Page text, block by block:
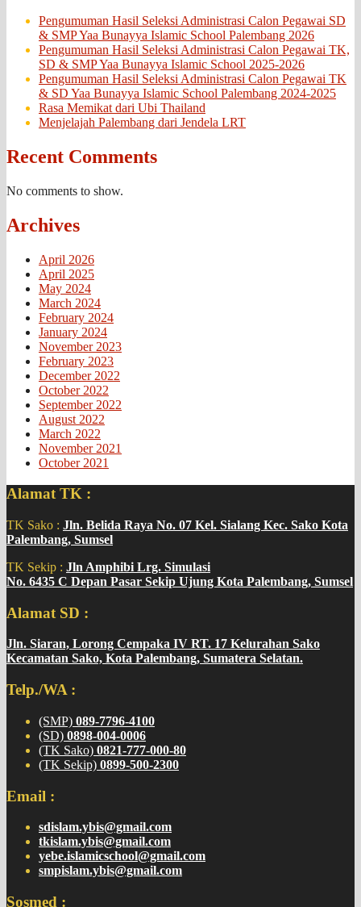
Pengumuman Hasil Seleksi Administrasi Calon Pegawai SD
& SMP Yaa Bunayya Islamic School Palembang 2026
Pengumuman Hasil Seleksi Administrasi Calon Pegawai TK,
SD & SMP Yaa Bunayya Islamic School 2025-2026
Pengumuman Hasil Seleksi Administrasi Calon Pegawai TK
& SD Yaa Bunayya Islamic School Palembang 2024-2025
Rasa Memikat dari Ubi Thailand
Menjelajah Palembang dari Jendela LRT
Recent Comments
No comments to show.
Archives
April 2026
April 2025
May 2024
March 2024
February 2024
January 2024
November 2023
February 2023
December 2022
October 2022
September 2022
August 2022
March 2022
November 2021
October 2021
Alamat TK :
TK Sako : Jln. Belida Raya No. 07 Kel. Sialang Kec. Sako Kota
Palembang, Sumsel
TK Sekip : Jln Amphibi Lrg. Simulasi
No. 6435 C Depan Pasar Sekip Ujung Kota Palembang, Sumsel
Alamat SD :
Jln. Siaran, Lorong Cempaka IV RT. 17 Kelurahan Sako
Kecamatan Sako, Kota Palembang, Sumatera Selatan.
Telp./WA :
(SMP) 089-7796-4100
(SD) 0898-004-0006
(TK Sako) 0821-777-000-80
(TK Sekip) 0899-500-2300
Email :
sdislam.ybis@gmail.com
tkislam.ybis@gmail.com
yebe.islamicschool@gmail.com
smpislam.ybis@gmail.com
Sosmed :